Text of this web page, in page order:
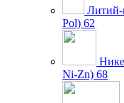
Литий-
Pol) 62
Ni-Zn) 68